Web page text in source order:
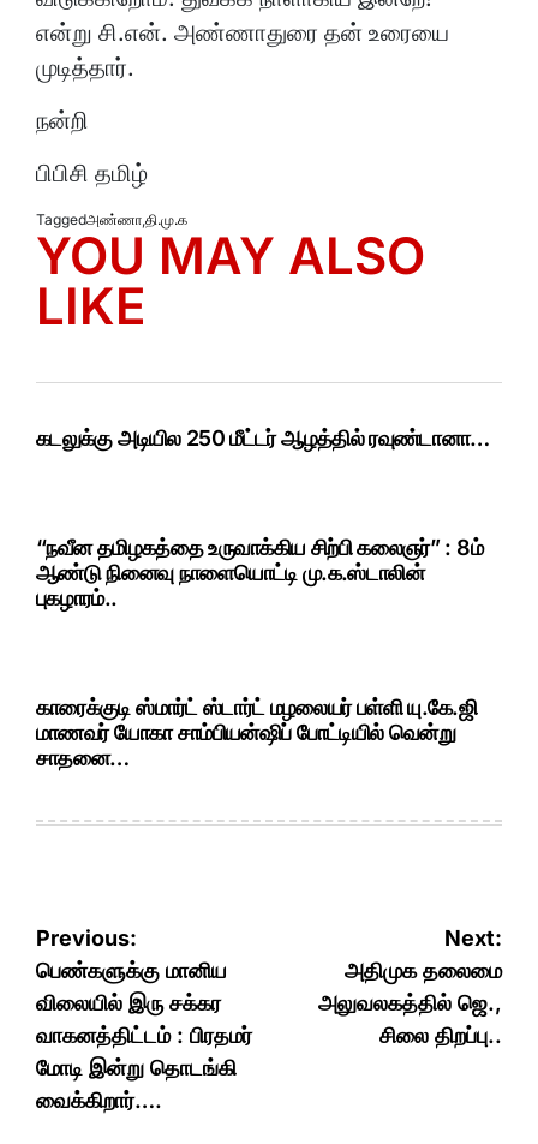
என்று சி.என். அண்ணாதுரை தன் உரையை
முடித்தார்.
நன்றி
பிபிசி தமிழ்
Taggedஅண்ணா,தி.மு.க
YOU MAY ALSO
LIKE
கடலுக்கு அடியில 250 மீட்டர் ஆழத்தில் ரவுண்டானா…
“நவீன தமிழகத்தை உருவாக்கிய சிற்பி கலைஞர்” : 8ம்
ஆண்டு நினைவு நாளையொட்டி மு.க.ஸ்டாலின்
புகழாரம்..
காரைக்குடி ஸ்மார்ட் ஸ்டார்ட் மழலையர் பள்ளி யு.கே.ஜி
மாணவர் யோகா சாம்பியன்ஷிப் போட்டியில் வென்று
சாதனை…
Post
navigation
Previous:
பெண்களுக்கு மானிய
விலையில் இரு சக்கர
வாகனத்திட்டம் : பிரதமர்
மோடி இன்று தொடங்கி
வைக்கிறார்….
Next:
அதிமுக தலைமை
அலுவலகத்தில் ஜெ.,
சிலை திறப்பு..